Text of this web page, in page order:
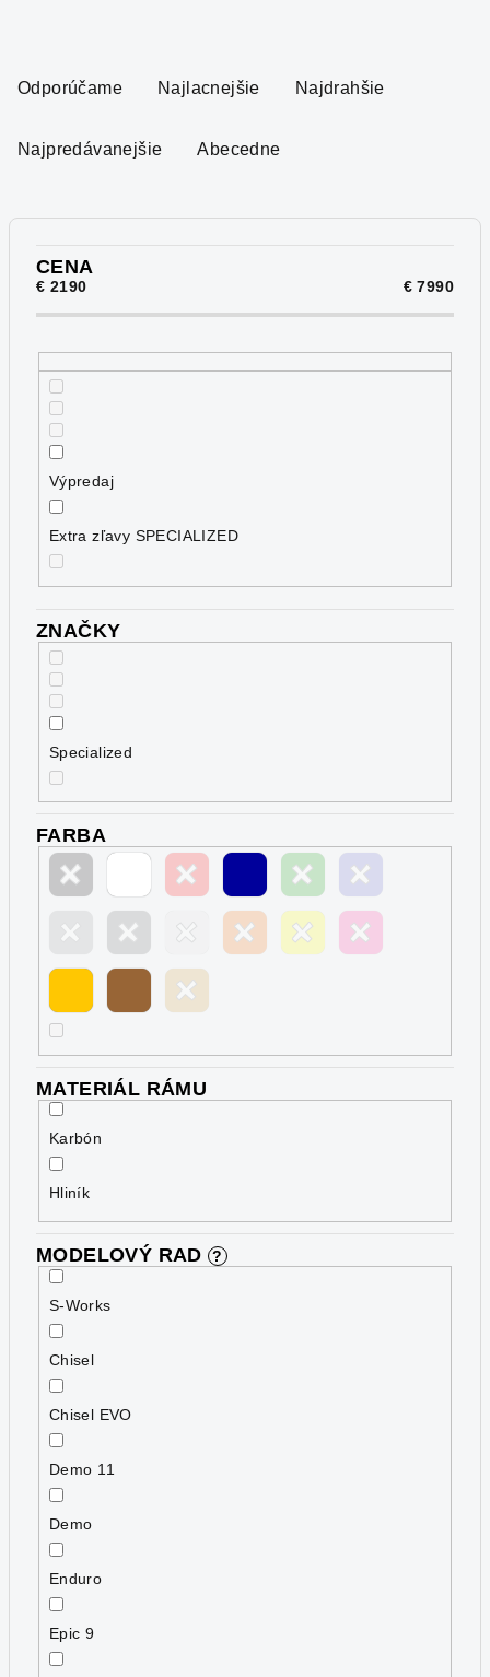
Odporúčame Najlacnejšie Najdrahšie
Najpredávanejšie Abecedne
CENA
€ 2190 €7990
Výpredaj
Extra zľavy SPECIALIZED
ZNAČKY
Specialized
FARBA
MATERIÁL RÁMU
Karbón
Hliník
MODELOVÝ RAD ?
S-Works
Chisel
Chisel EVO
Demo 11
Demo
Enduro
Epic 9